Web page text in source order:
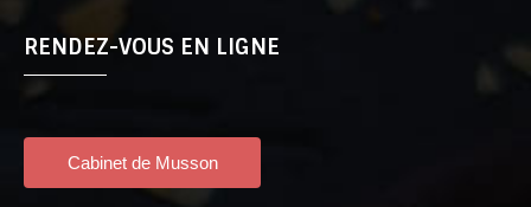
RENDEZ-VOUS EN LIGNE